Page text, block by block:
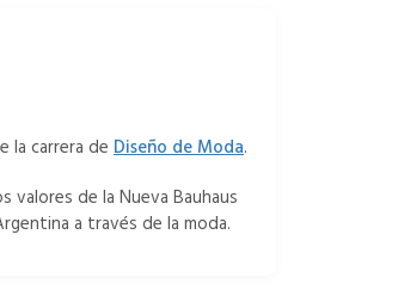
la carrera de Diseño de Moda.
valores de la Nueva Bauhaus
a través de la moda.